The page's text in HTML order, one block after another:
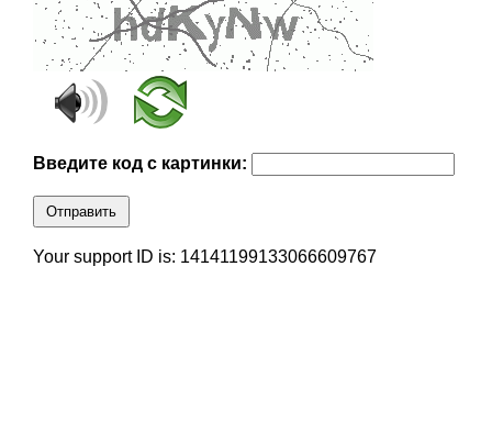
Введите код с картинки:
Отправить
Your support ID is: 14141199133066609767